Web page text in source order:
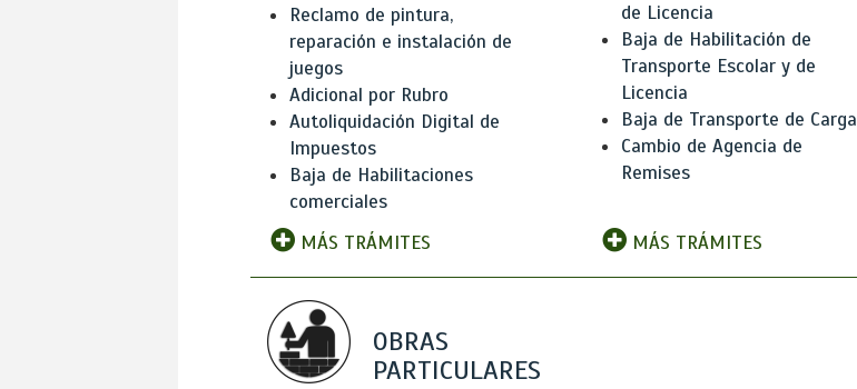
Reclamo de pintura,
reparación e instalación de
juegos
Adicional por Rubro
Autoliquidación Digital de
Impuestos
Baja de Habilitaciones
comerciales
MÁS TRÁMITES
de Licencia
Baja de Habilitación de
Transporte Escolar y de
Licencia
Baja de Transporte de Carga
Cambio de Agencia de
Remises
MÁS TRÁMITES
OBRAS
PARTICULARES